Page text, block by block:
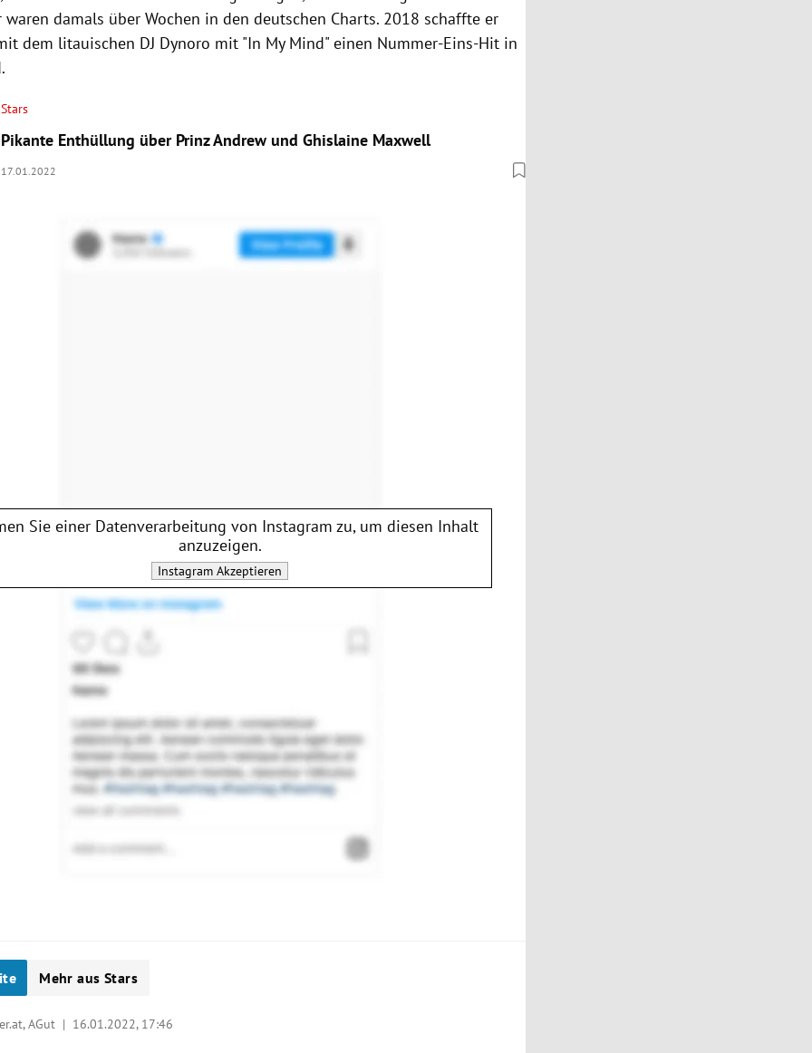
waren damals über Wochen in den deutschen Charts. 2018 schaffte er
dem litauischen DJ Dynoro mit "In My Mind" einen Nummer-Eins-Hit in
Stars
Pikante Enthüllung über Prinz Andrew und Ghislaine Maxwell
17.01.2022
Sie einer Datenverarbeitung von Instagram zu, um diesen Inhalt
anzuzeigen.
Instagram Akzeptieren
Mehr aus Stars
AGut | 16.01.2022, 17:46